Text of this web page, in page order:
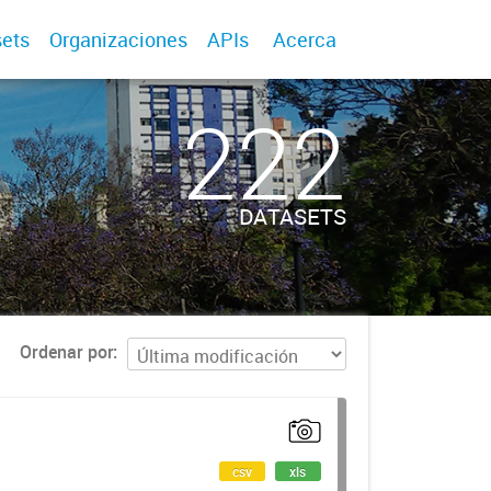
Organizaciones APIs Acerca
222
DATASETS
Ordenar por
csv xls